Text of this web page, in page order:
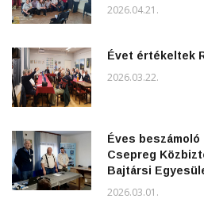
2026.04.21.
Évet értékeltek
2026.03.22.
Éves
Csepreg
Bajtársi
2026.03.01.